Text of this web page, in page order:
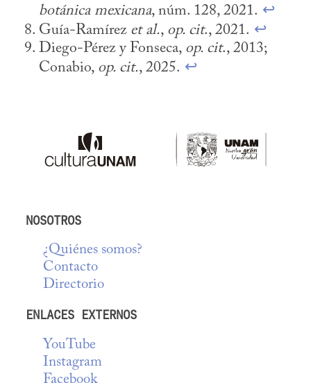
botánica mexicana, núm. 128, 2021. ↩
Guía-Ramírez et al., op. cit., 2021. ↩
Diego-Pérez y Fonseca, op. cit., 2013;
Conabio, op. cit., 2025. ↩
NOSOTROS
¿Quiénes somos?
Contacto
Directorio
ENLACES EXTERNOS
YouTube
Instagram
Facebook